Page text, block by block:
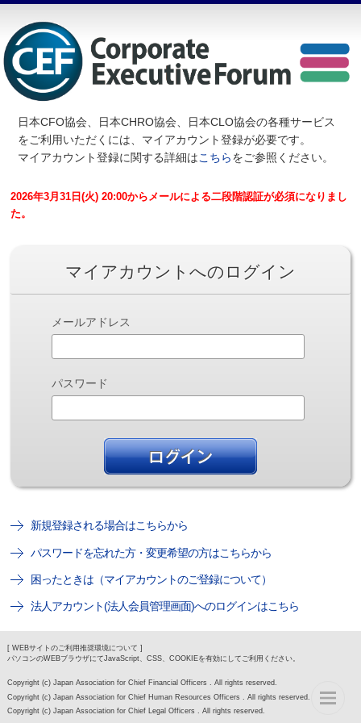
日本CFO協会、日本CHRO協会、日本CLO協会の各種サービス
をご利用いただくには、マイアカウント登録が必要です。
マイアカウント登録に関する詳細はこちらをご参照ください。
2026年3月31日(火) 20:00からメールによる二段階認証が必須になりまし
た。
マイアカウントへのログイン
メールアドレス
パスワード
新規登録される場合はこちらから
パスワードを忘れた方・変更希望の方はこちらから
困ったときは（マイアカウントのご登録について）
法人アカウント(法人会員管理画面)へのログインはこちら
[ WEBサイトのご利用推奨環境について ]
パソコンのWEBブラウザにてJavaScript、CSS、COOKIEを有効にしてご利用ください。
Copyright (c) Japan Association for Chief Financial Officers . All rights reserved.
Copyright (c) Japan Association for Chief Human Resources Officers . All rights reserved.
Copyright (c) Japan Association for Chief Legal Officers . All rights reserved.